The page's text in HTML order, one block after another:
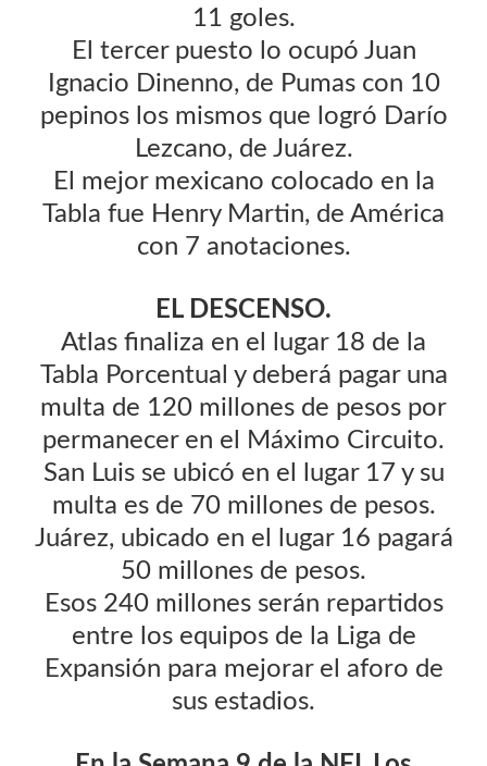
11 goles.
El tercer puesto lo ocupó Juan
Ignacio Dinenno, de Pumas con 10
pepinos los mismos que logró Darío
Lezcano, de Juárez.
El mejor mexicano colocado en la
Tabla fue Henry Martin, de América
con 7 anotaciones.
EL DESCENSO.
Atlas finaliza en el lugar 18 de la
Tabla Porcentual y deberá pagar una
multa de 120 millones de pesos por
permanecer en el Máximo Circuito.
San Luis se ubicó en el lugar 17 y su
multa es de 70 millones de pesos.
Juárez, ubicado en el lugar 16 pagará
50 millones de pesos.
Esos 240 millones serán repartidos
entre los equipos de la Liga de
Expansión para mejorar el aforo de
sus estadios.